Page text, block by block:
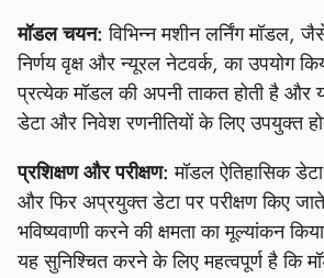
मॉडल चयन: विभिन्न मशीन लर्निंग मॉडल,
निर्णय वृक्ष और न्यूरल नेटवर्क, का उपयोग
प्रत्येक मॉडल की अपनी ताकत होती है और
डेटा और निवेश रणनीतियों के लिए उपयुक्त
प्रशिक्षण और परीक्षण: मॉडल ऐतिहासिक
और फिर अप्रयुक्त डेटा पर परीक्षण किए
भविष्यवाणी करने की क्षमता का मूल्यांकन
यह सुनिश्चित करने के लिए महत्वपूर्ण है कि